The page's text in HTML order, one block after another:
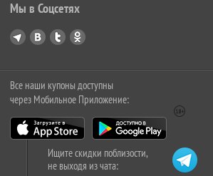
Мы в Соцсетях
Все наши купоны доступны
через Мобильное Приложение:
Ищите скидки поблизости,
не выходя из чата: